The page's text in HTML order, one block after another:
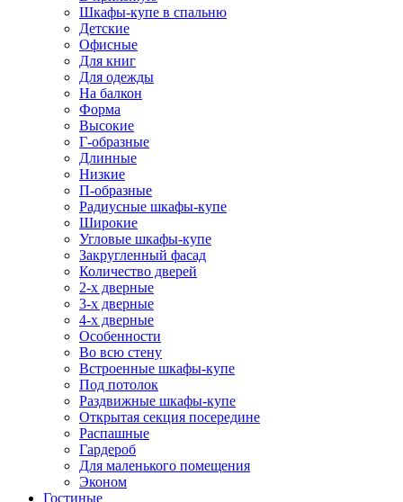
Шкафы-купе в спальню
Детские
Офисные
Для книг
Для одежды
На балкон
Форма
Высокие
Г-образные
Длинные
Низкие
П-образные
Радиусные шкафы-купе
Широкие
Угловые шкафы-купе
Закругленный фасад
Количество дверей
2-х дверные
3-х дверные
4-х дверные
Особенности
Во всю стену
Встроенные шкафы-купе
Под потолок
Раздвижные шкафы-купе
Открытая секция посередине
Распашные
Гардероб
Для маленького помещения
Эконом
Гостиные